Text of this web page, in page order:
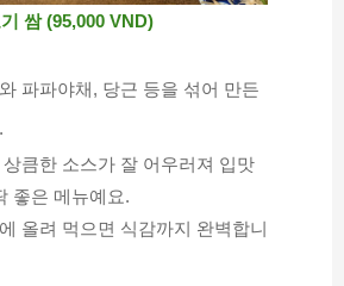
쌈 (95,000 VND)
파파야채, 당근 등을 섞어 만든
큼한 소스가 잘 어우러져 입맛
좋은 메뉴예요.
올려 먹으면 식감까지 완벽합니